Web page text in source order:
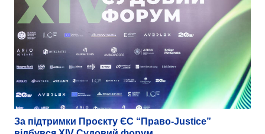
За підтримки Проєкту ЄС “Право-Justice”